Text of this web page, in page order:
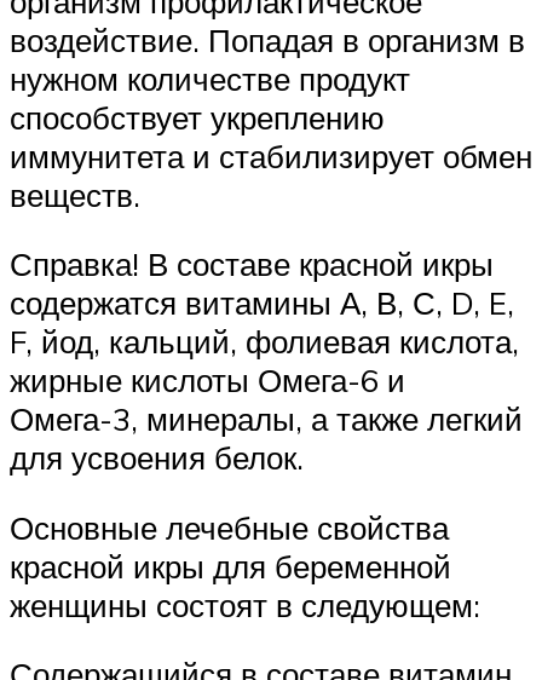
воздействие. Попадая в организм в
нужном количестве продукт
способствует укреплению
иммунитета и стабилизирует обмен
веществ.
Справка! В составе красной икры
содержатся витамины А, В, С, D, E,
F, йод, кальций, фолиевая кислота,
жирные кислоты Омега-6 и
Омега-3, минералы, а также легкий
для усвоения белок.
Основные лечебные свойства
красной икры для беременной
женщины состоят в следующем: